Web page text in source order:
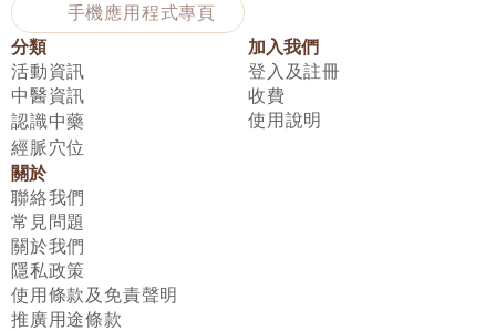
手機應用程式專頁
分類
活動資訊
中醫資訊
認識中藥
經脈穴位
加入我們
登入及註冊
收費
使用說明
關於
聯絡我們
常見問題
關於我們
隱私政策
使用條款及免責聲明
推廣用途條款